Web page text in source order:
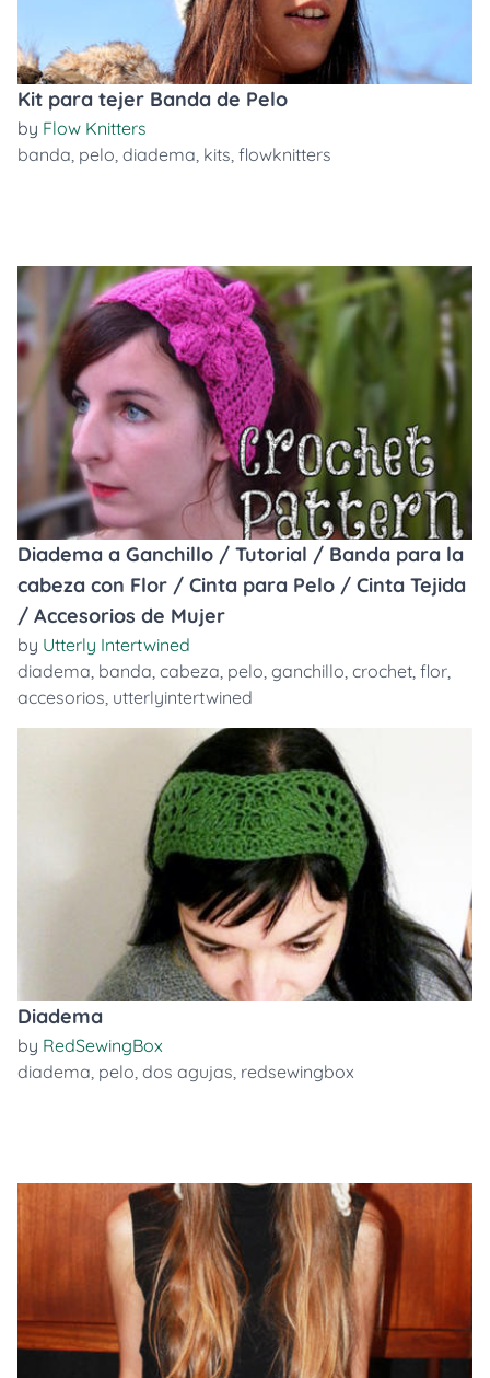
Kit para tejer Banda de Pelo
by Flow Knitters
banda, pelo, diadema, kits, flowknitters
Diadema a Ganchillo / Tutorial / Banda para la
cabeza con Flor / Cinta para Pelo / Cinta Tejida
/ Accesorios de Mujer
by Utterly Intertwined
diadema, banda, cabeza, pelo, ganchillo, crochet, flor,
accesorios, utterlyintertwined
Diadema
by RedSewingBox
diadema, pelo, dos agujas, redsewingbox